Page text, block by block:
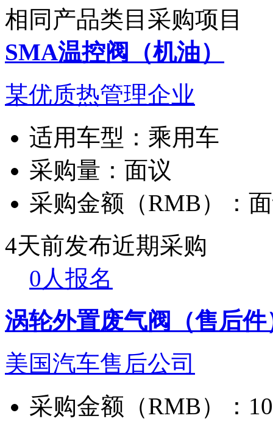
相同产品类目采购项目
SMA温控阀（机油）
某优质热管理企业
适用车型： 乘用车
采购量： 面议
采购金额（RMB）：
4天前发布近期采购
0人报名
涡轮外置废气阀（售后件
美国汽车售后公司
采购金额（RMB）：